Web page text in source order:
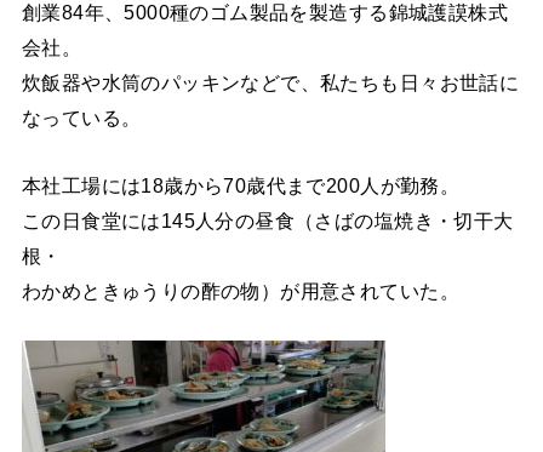
創業84年、5000種のゴム製品を製造する錦城護謨株式
会社。
炊飯器や水筒のパッキンなどで、私たちも日々お世話に
なっている。
本社工場には18歳から70歳代まで200人が勤務。
この日食堂には145人分の昼食（さばの塩焼き・切干大
根・
わかめときゅうりの酢の物）が用意されていた。